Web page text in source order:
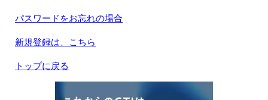
パスワードをお忘れの場合
新規登録は、こちら
トップに戻る